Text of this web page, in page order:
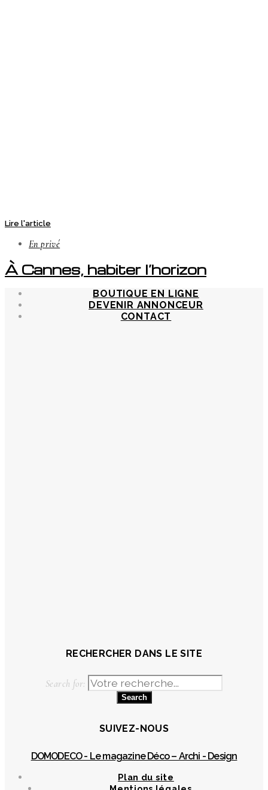
Lire l'article
En privé
À Cannes, habiter l’horizon
BOUTIQUE EN LIGNE
DEVENIR ANNONCEUR
CONTACT
RECHERCHER DANS LE SITE
Search for:
SUIVEZ-NOUS
DOMODECO - Le magazine Déco – Archi - Design
Plan du site